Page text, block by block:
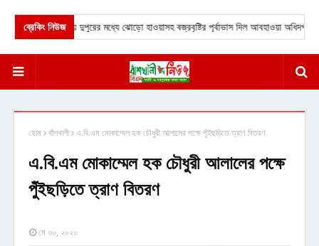
ব্রেকিং নিউজ
দেশের আট জেলায় দুপুরের মধ্যে ঝোড়ো হাওয়াসহ বজ্রবৃষ্টির পূর্বাভাস দিল আবহাওয়া অধিদপ্তর।
হোম বাঁশখালী এ.বি.এম মোকাম্মেল হক চৌধুরী আলালের পক্ষে পুঁইছড়িতে ত্রাণ বিতরণ
এ.বি.এম মোকাম্মেল হক চৌধুরী আলালের পক্ষে
পুঁইছড়িতে ত্রাণ বিতরণ
মে ৩০, ২০২০